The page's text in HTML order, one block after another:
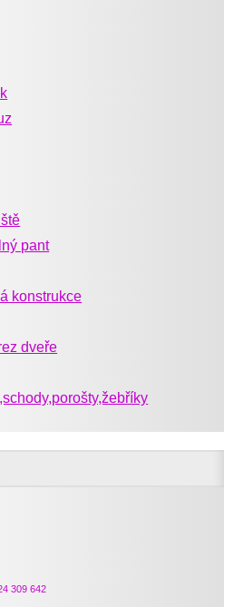
pant
konstrukce
dveře
309 642